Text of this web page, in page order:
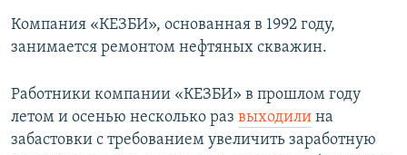
Компания «КЕЗБИ», основанная в 1992 году,
занимается ремонтом нефтяных скважин.
Работники компании «КЕЗБИ» в прошлом году
летом и осенью несколько раз выходили на
забастовки с требованием увеличить заработную